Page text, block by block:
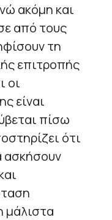
ακόμη και
από τους
τη
επιτροπής
οι
είναι
πίσω
ότι
ασκήσουν
μάλιστα